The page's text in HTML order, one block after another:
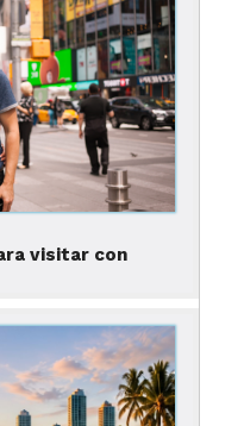
en
visitar con